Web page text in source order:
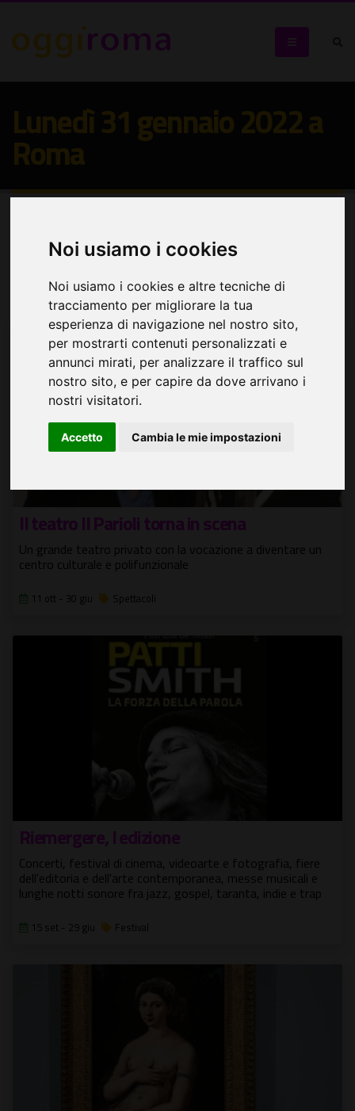
Noi usiamo i cookies
Noi usiamo i cookies e altre tecniche di
tracciamento per migliorare la tua
esperienza di navigazione nel nostro sito,
per mostrarti contenuti personalizzati e
annunci mirati, per analizzare il traffico sul
nostro sito, e per capire da dove arrivano i
nostri visitatori.
Accetto Cambia le mie impostazioni
Seleziona: Seleziona:
Cerca eventi
Il teatro Il Parioli torna in scena
Un grande teatro privato con la vocazione a diventare un
centro culturale e polifunzionale
11 ott - 30 giu Spettacoli
Riemergere, I edizione
Concerti, festival di cinema, videoarte e fotografia, fiere
dell'editoria e dell'arte contemporanea, messe musicali e
lunghe notti sonore fra jazz, gospel, taranta, indie e trap
15 set - 29 giu Festival